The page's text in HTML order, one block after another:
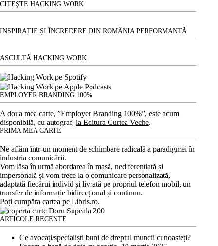
CITEŞTE HACKING WORK
INSPIRAȚIE ȘI ÎNCREDERE DIN ROMÂNIA PERFORMANTĂ
ASCULTĂ HACKING WORK
EMPLOYER BRANDING 100%
A doua mea carte, ”Employer Branding 100%”, este acum
disponibilă, cu autograf, la Editura Curtea Veche.
PRIMA MEA CARTE
Ne aflăm într-un moment de schimbare radicală a paradigmei în
industria comunicării.
Vom lăsa în urmă abordarea în masă, nediferențiată și
impersonală și vom trece la o comunicare personalizată,
adaptată fiecărui individ și livrată pe propriul telefon mobil, un
transfer de informație bidirecțional și continuu.
Poți cumpăra cartea pe Libris.ro.
ARTICOLE RECENTE
Ce avocați/specialiști buni de dreptul muncii cunoașteți?